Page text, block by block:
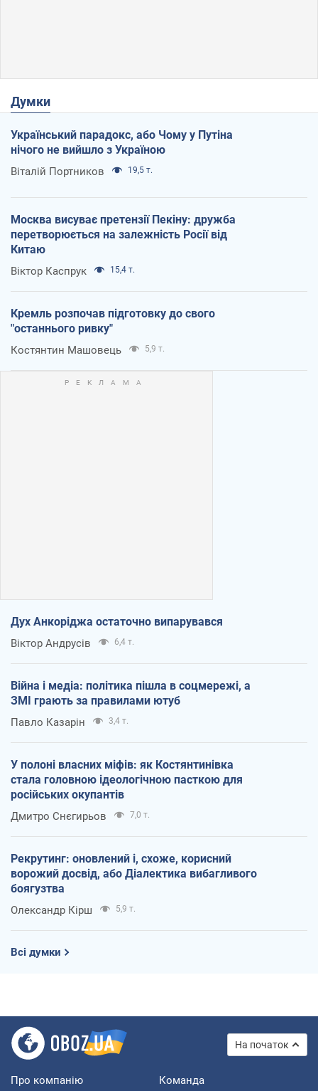
Думки
Український парадокс, або Чому у Путіна
нічого не вийшло з Україною
Віталій Портников 19,5 т.
Москва висуває претензії Пекіну: дружба
перетворюється на залежність Росії від
Китаю
Віктор Каспрук 15,4 т.
Кремль розпочав підготовку до свого
"останнього ривку"
Костянтин Машовець 5,9 т.
Дух Анкоріджа остаточно випарувався
Віктор Андрусів 6,4 т.
Війна і медіа: політика пішла в соцмережі, а
ЗМІ грають за правилами ютуб
Павло Казарін 3,4 т.
У полоні власних міфів: як Костянтинівка
стала головною ідеологічною пасткою для
російських окупантів
Дмитро Снєгирьов 7,0 т.
Рекрутинг: оновлений і, схоже, корисний
ворожий досвід, або Діалектика вибагливого
боягузтва
Олександр Кірш 5,9 т.
Всі думки
На початок
Про компанію Команда